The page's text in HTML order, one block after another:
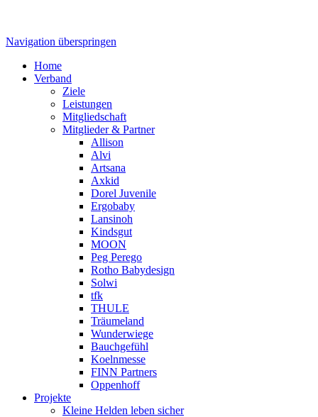
Navigation überspringen
Home
Verband
Ziele
Leistungen
Mitgliedschaft
Mitglieder & Partner
Allison
Alvi
Artsana
Axkid
Dorel Juvenile
Ergobaby
Lansinoh
Kindsgut
MOON
Peg Perego
Rotho Babydesign
Solwi
tfk
THULE
Träumeland
Wunderwiege
Bauchgefühl
Koelnmesse
FINN Partners
Oppenhoff
Projekte
Kleine Helden leben sicher